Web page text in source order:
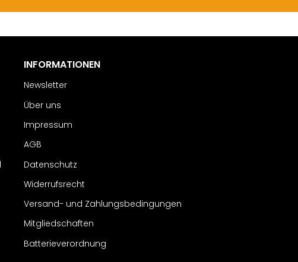
INFORMATIONEN
Newsletter
Über uns
Impressum
AGB
Datenschutz
Widerrufsrecht
Versand- und Zahlungsbedingungen
Mitgliedschaften
Batterieverordnung